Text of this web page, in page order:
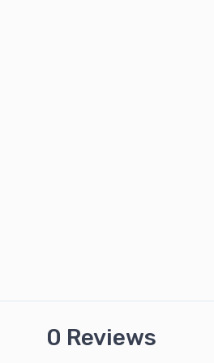
0 Reviews